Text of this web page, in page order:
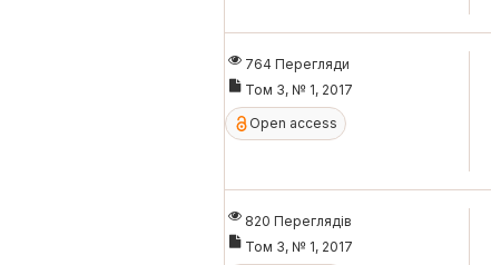
764 Перегляди
Том 3, № 1, 2017
Open access
820 Переглядів
Том 3, № 1, 2017